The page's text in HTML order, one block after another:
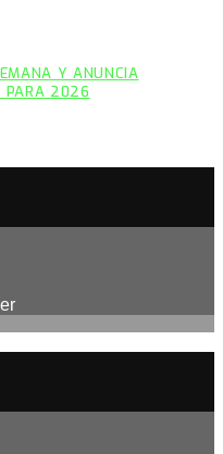
Y ANUNCIA
PARA 2026